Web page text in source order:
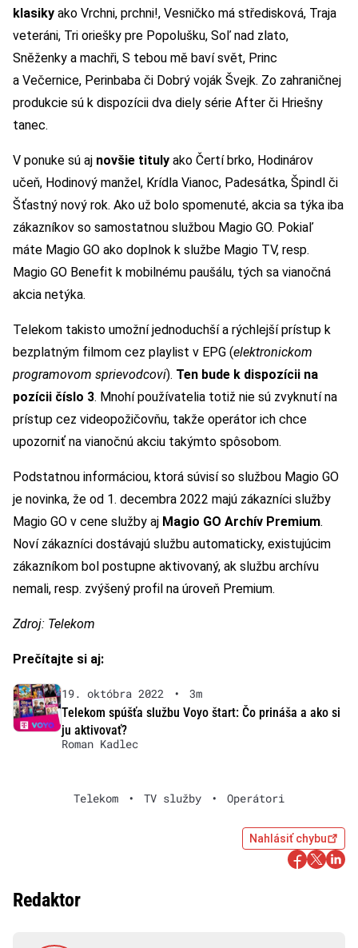
klasiky ako Vrchni, prchni!, Vesničko má středisková, Traja
veteráni, Tri oriešky pre Popolušku, Soľ nad zlato,
Sněženky a machři, S tebou mě baví svět, Princ
a Večernice, Perinbaba či Dobrý voják Švejk. Zo zahraničnej
produkcie sú k dispozícii dva diely série After či Hriešny
tanec.
V ponuke sú aj novšie tituly ako Čertí brko, Hodinárov
učeň, Hodinový manžel, Krídla Vianoc, Padesátka, Špindl či
Šťastný nový rok. Ako už bolo spomenuté, akcia sa týka iba
zákazníkov so samostatnou službou Magio GO. Pokiaľ
máte Magio GO ako doplnok k službe Magio TV, resp.
Magio GO Benefit k mobilnému paušálu, tých sa vianočná
akcia netýka.
Telekom takisto umožní jednoduchší a rýchlejší prístup k
bezplatným filmom cez playlist v EPG (elektronickom
programovom sprievodcovi). Ten bude k dispozícii na
pozícii číslo 3. Mnohí používatelia totiž nie sú zvyknutí na
prístup cez videopožičovňu, takže operátor ich chce
upozorniť na vianočnú akciu takýmto spôsobom.
Podstatnou informáciou, ktorá súvisí so službou Magio GO
je novinka, že od 1. decembra 2022 majú zákazníci služby
Magio GO v cene služby aj Magio GO Archív Premium.
Noví zákazníci dostávajú službu automaticky, existujúcim
zákazníkom bol postupne aktivovaný, ak službu archívu
nemali, resp. zvýšený profil na úroveň Premium.
Zdroj: Telekom
Prečítajte si aj:
19. októbra 2022 •
3m
Telekom spúšťa službu Voyo štart: Čo prináša a ako si
ju aktivovať?
Roman Kadlec
Telekom • TV služby • Operátori
Nahlásiť chybu
Redaktor